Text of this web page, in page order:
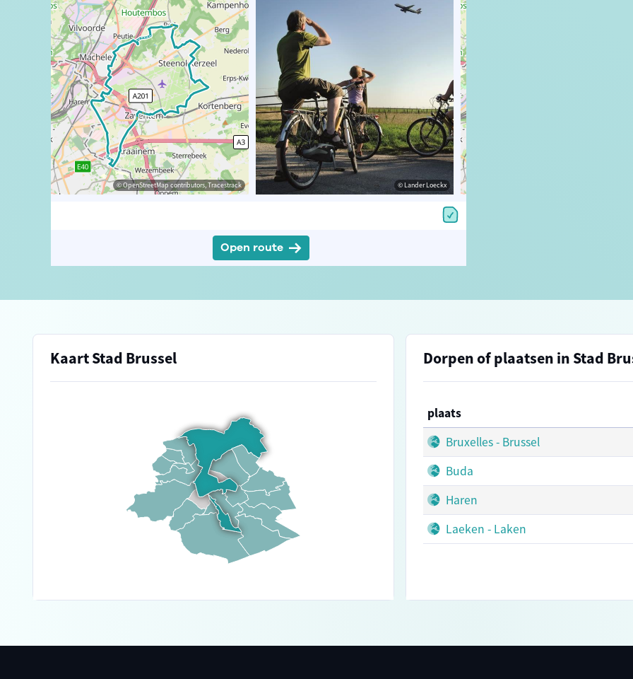
© OpenStreetMap contributors, Tracestrack © Lander Loeckx
Open route
Kaart Stad Brussel Dorpen of plaatsen in Stad
plaats
Bruxelles - Brussel
Buda
Haren
Laeken - Laken